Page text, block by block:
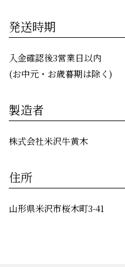
発送時期
入金確認後3営業日以内
(お中元・お歳暮期は除く)
製造者
株式会社米沢牛黄木
住所
山形県米沢市桜木町3-41